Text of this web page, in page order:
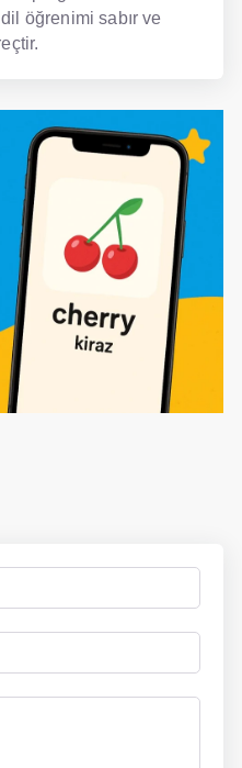
öğrenimi sabır ve